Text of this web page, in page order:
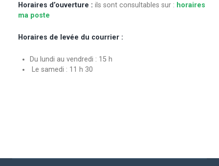
Horaires d’ouverture : ils sont consultables sur : horaires
ma poste
Horaires de levée du courrier :
Du lundi au vendredi : 15 h
Le samedi : 11 h 30